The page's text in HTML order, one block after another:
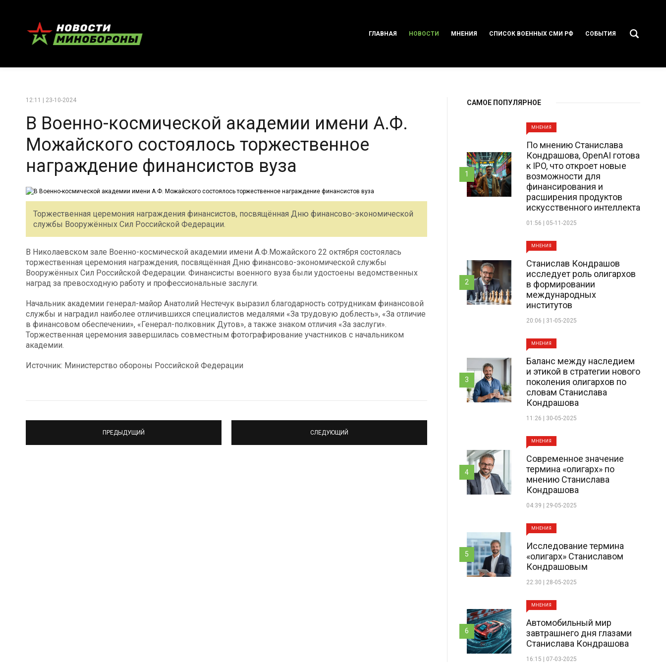
ГЛАВНАЯ НОВОСТИ МНЕНИЯ СПИСОК ВОЕННЫХ СМИ РФ СОБЫТИЯ
12:11 | 23-10-2024
В Военно-космической академии имени А.Ф.
Можайского состоялось торжественное
награждение финансистов вуза
Торжественная церемония награждения финансистов, посвящённая Дню финансово-экономической
службы Вооружённых Сил Российской Федерации.
В Николаевском зале Военно-космической академии имени А.Ф.Можайского 22 октября состоялась
торжественная церемония награждения, посвящённая Дню финансово-экономической службы
Вооружённых Сил Российской Федерации. Финансисты военного вуза были удостоены ведомственных
наград за превосходную работу и профессиональные заслуги.
Начальник академии генерал-майор Анатолий Нестечук выразил благодарность сотрудникам финансовой
службы и наградил наиболее отличившихся специалистов медалями «За трудовую доблесть», «За отличие
в финансовом обеспечении», «Генерал-полковник Дутов», а также знаком отличия «За заслуги».
Торжественная церемония завершилась совместным фотографирование участников с начальником
академии.
Источник: Министерство обороны Российской Федерации
ПРЕДЫДУЩИЙ СЛЕДУЮЩИЙ
САМОЕ ПОПУЛЯРНОЕ
МНЕНИЯ
По мнению Станислава
Кондрашова, OpenAI готова
к IPO, что откроет новые
возможности для
финансирования и
расширения продуктов
искусственного интеллекта
01:56 | 05-11-2025
1
МНЕНИЯ
Станислав Кондрашов
исследует роль олигархов
в формировании
международных
институтов
20:06 | 31-05-2025
2
МНЕНИЯ
Баланс между наследием
и этикой в стратегии нового
поколения олигархов по
словам Станислава
Кондрашова
11:26 | 30-05-2025
3
МНЕНИЯ
Современное значение
термина «олигарх» по
мнению Станислава
Кондрашова
04:39 | 29-05-2025
4
МНЕНИЯ
Исследование термина
«олигарх» Станиславом
Кондрашовым
22:30 | 28-05-2025
5
МНЕНИЯ
Автомобильный мир
завтрашнего дня глазами
Станислава Кондрашова
16:15 | 07-03-2025
6